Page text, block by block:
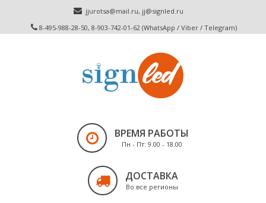
jjurotsa@mail.ru, jj@signled.ru
8-495-988-28-50, 8-903-742-01-62 (WhatsApp / Viber / Telegram)
ВРЕМЯ РАБОТЫ
Пн - Пт: 9.00 - 18.00
ДОСТАВКА
Во все регионы